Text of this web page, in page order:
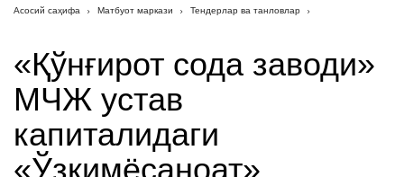
Асосий саҳифа Матбуот маркази Тендерлар ва танловлар
«Қўнғирот сода заводи»
МЧЖ устав
капиталидаги
«Ўзкимёсаноат»